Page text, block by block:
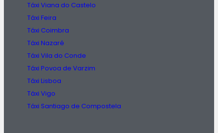
Táxi Viana do Castelo
Táxi Feira
Táxi Coimbra
Táxi Nazaré
Táxi Vila do Conde
Táxi Povoa de Varzim
Táxi Lisboa
Táxi Vigo
Táxi Santiago de Compostela